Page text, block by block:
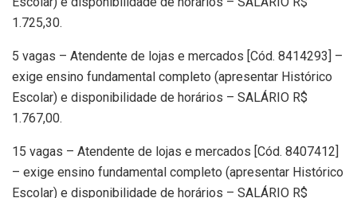
1.725,30.
5 vagas – Atendente de lojas e mercados [Cód. 8414293] –
exige ensino fundamental completo (apresentar Histórico
Escolar) e disponibilidade de horários – SALÁRIO R$
1.767,00.
15 vagas – Atendente de lojas e mercados [Cód. 8407412]
– exige ensino fundamental completo (apresentar Histórico
Escolar) e disponibilidade de horários – SALÁRIO R$